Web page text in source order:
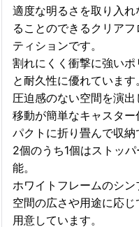
適度な明るさを取り入
ることのできるクリア
ティションです。
割れにくく衝撃に強い
と耐久性に優れていま
圧迫感のない空間を演出
移動が簡単なキャスタ
パクトに折り畳んで収
2個のうち1個はストッ
能。
ホワイトフレームのシン
空間の広さや用途に応
用意しています。